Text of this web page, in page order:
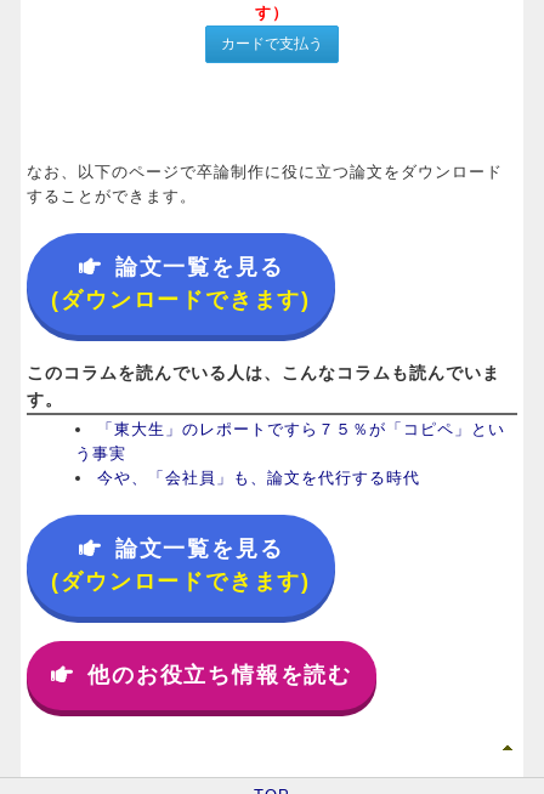
す）
なお、以下のページで卒論制作に役に立つ論文をダウンロード
することができます。
論文一覧を見る
(ダウンロードできます)
このコラムを読んでいる人は、こんなコラムも読んでいま
す。
「東大生」のレポートですら７５％が「コピペ」とい
う事実
今や、「会社員」も、論文を代行する時代
論文一覧を見る
(ダウンロードできます)
他のお役立ち情報を読む